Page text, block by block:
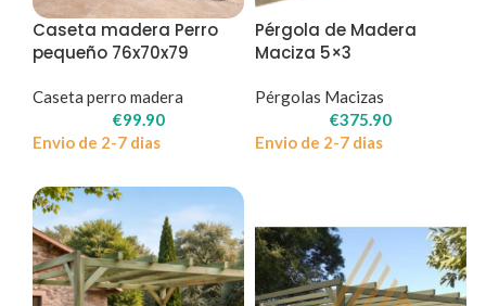
Caseta madera Perro
pequeño 76x70x79
Caseta perro madera
€99.90
Envio de 2-7 dias
Pérgola de Madera
Maciza 5×3
Pérgolas Macizas
€375.90
Envio de 2-7 dias